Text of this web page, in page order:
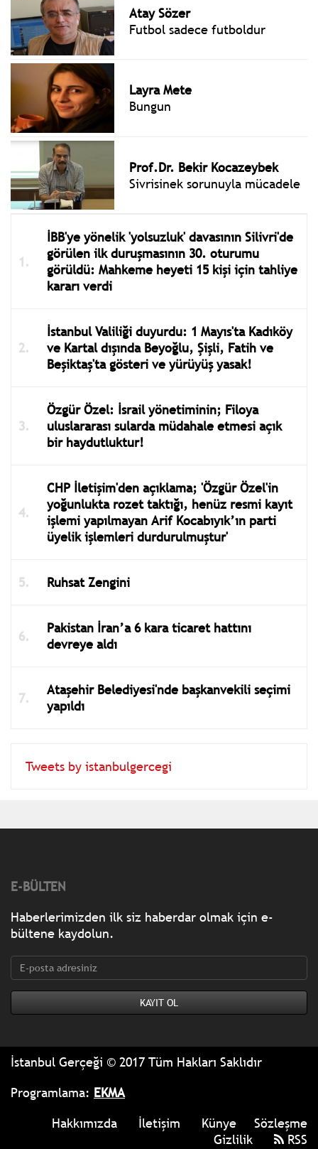
Atay Sözer
Futbol sadece futboldur
Layra Mete
Bungun
Prof.Dr. Bekir Kocazeybek
Sivrisinek sorunuyla mücadele
İBB'ye yönelik 'yolsuzluk' davasının Silivri'de
görülen ilk duruşmasının 30. oturumu
görüldü: Mahkeme heyeti 15 kişi için tahliye
kararı verdi
İstanbul Valiliği duyurdu: 1 Mayıs'ta Kadıköy
ve Kartal dışında Beyoğlu, Şişli, Fatih ve
Beşiktaş'ta gösteri ve yürüyüş yasak!
Özgür Özel: İsrail yönetiminin; Filoya
uluslararası sularda müdahale etmesi açık
bir haydutluktur!
CHP İletişim'den açıklama; 'Özgür Özel'in
yoğunlukta rozet taktığı, henüz resmi kayıt
işlemi yapılmayan Arif Kocabıyık’ın parti
üyelik işlemleri durdurulmuştur'
Ruhsat Zengini
Pakistan İran’a 6 kara ticaret hattını
devreye aldı
Ataşehir Belediyesi'nde başkanvekili seçimi
yapıldı
Tweets by istanbulgercegi
E-BÜLTEN
Haberlerimizden ilk siz haberdar olmak için e-
bültene kaydolun.
İstanbul Gerçeği © 2017 Tüm Hakları Saklıdır
Programlama: EKMA
Hakkımızda
İletişim Künye
Sözleşme
Gizlilik
RSS